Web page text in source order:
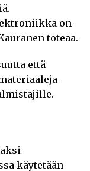
on
toteaa.
että
käytetään